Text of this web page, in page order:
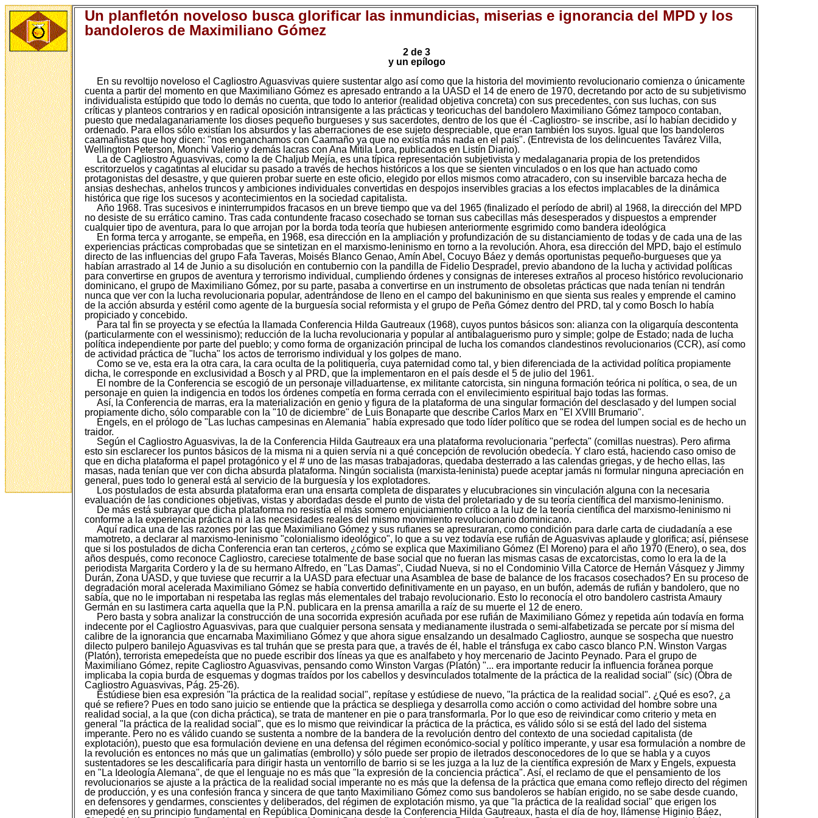
Un planfletón noveloso busca glorificar las inmundicias, miserias e ignorancia del MPD y los
bandoleros de Maximiliano Gómez
2 de 3
y un epílogo
En su revoltijo noveloso el Cagliostro Aguasvivas quiere sustentar algo así como que la historia del movimiento revolucionario comienza o únicamente
cuenta a partir del momento en que Maximiliano Gómez es apresado entrando a la UASD el 14 de enero de 1970, decretando por acto de su subjetivismo
individualista estúpido que todo lo demás no cuenta, que todo lo anterior (realidad objetiva concreta) con sus precedentes, con sus luchas, con sus
críticas y planteos contrarios y en radical oposición intransigente a las prácticas y teoricuchas del bandolero Maximiliano Gómez tampoco contaban,
puesto que medalaganariamente los dioses pequeño burgueses y sus sacerdotes, dentro de los que él -Cagliostro- se inscribe, así lo habían decidido y
ordenado. Para ellos sólo existían los absurdos y las aberraciones de ese sujeto despreciable, que eran también los suyos. Igual que los bandoleros
caamañistas que hoy dicen: "nos enganchamos con Caamaño ya que no existía más nada en el país". (Entrevista de los delincuentes Tavárez Villa,
Wellington Peterson, Monchi Valerio y demás lacras con Ana Mitila Lora, publicados en Listín Diario).
La de Cagliostro Aguasvivas, como la de Chaljub Mejía, es una típica representación subjetivista y medalaganaria propia de los pretendidos
escritorzuelos y cagatintas al elucidar su pasado a través de hechos históricos a los que se sienten vinculados o en los que han actuado como
protagonistas del desastre, y que quieren probar suerte en este oficio, elegido por ellos mismos como atracadero, con su inservible barcaza hecha de
ansias deshechas, anhelos truncos y ambiciones individuales convertidas en despojos inservibles gracias a los efectos implacables de la dinámica
histórica que rige los sucesos y acontecimientos en la sociedad capitalista.
Año 1968. Tras sucesivos e ininterrumpidos fracasos en un breve tiempo que va del 1965 (finalizado el período de abril) al 1968, la dirección del MPD
no desiste de su errático camino. Tras cada contundente fracaso cosechado se tornan sus cabecillas más desesperados y dispuestos a emprender
cualquier tipo de aventura, para lo que arrojan por la borda toda teoría que hubiesen anteriormente esgrimido como bandera ideológica
En forma terca y arrogante, se empeña, en 1968, esa dirección en la ampliación y profundización de su distanciamiento de todas y de cada una de las
experiencias prácticas comprobadas que se sintetizan en el marxismo-leninismo en torno a la revolución. Ahora, esa dirección del MPD, bajo el estímulo
directo de las influencias del grupo Fafa Taveras, Moisés Blanco Genao, Amín Abel, Cocuyo Báez y demás oportunistas pequeño-burgueses que ya
habían arrastrado al 14 de Junio a su disolución en contubernio con la pandilla de Fidelio Despradel, previo abandono de la lucha y actividad políticas
para convertirse en grupos de aventura y terrorismo individual, cumpliendo órdenes y consignas de intereses extraños al proceso histórico revolucionario
dominicano, el grupo de Maximiliano Gómez, por su parte, pasaba a convertirse en un instrumento de obsoletas prácticas que nada tenían ni tendrán
nunca que ver con la lucha revolucionaria popular, adentrándose de lleno en el campo del bakuninismo en que sienta sus reales y emprende el camino
de la acción absurda y estéril como agente de la burguesía social reformista y el grupo de Peña Gómez dentro del PRD, tal y como Bosch lo había
propiciado y concebido.
Para tal fin se proyecta y se efectúa la llamada Conferencia Hilda Gautreaux (1968), cuyos puntos básicos son: alianza con la oligarquía descontenta
(particularmente con el wessinismo); reducción de la lucha revolucionaria y popular al antibalaguerismo puro y simple; golpe de Estado; nada de lucha
política independiente por parte del pueblo; y como forma de organización principal de lucha los comandos clandestinos revolucionarios (CCR), así como
de actividad práctica de "lucha" los actos de terrorismo individual y los golpes de mano.
Como se ve, esta era la otra cara, la cara oculta de la politiquería, cuya paternidad como tal, y bien diferenciada de la actividad política propiamente
dicha, le corresponde en exclusividad a Bosch y al PRD, que la implementaron en el país desde el 5 de julio del 1961.
El nombre de la Conferencia se escogió de un personaje villaduartense, ex militante catorcista, sin ninguna formación teórica ni política, o sea, de un
personaje en quien la indigencia en todos los órdenes competía en forma cerrada con el envilecimiento espiritual bajo todas las formas.
Así, la Conferencia de marras, era la materialización en genio y figura de la plataforma de una singular formación del desclasado y del lumpen social
propiamente dicho, sólo comparable con la "10 de diciembre" de Luis Bonaparte que describe Carlos Marx en "El XVIII Brumario".
Engels, en el prólogo de "Las luchas campesinas en Alemania" había expresado que todo líder político que se rodea del lumpen social es de hecho un
traidor.
Según el Cagliostro Aguasvivas, la de la Conferencia Hilda Gautreaux era una plataforma revolucionaria "perfecta" (comillas nuestras). Pero afirma
esto sin esclarecer los puntos básicos de la misma ni a quien servía ni a qué concepción de revolución obedecía. Y claro está, haciendo caso omiso de
que en dicha plataforma el papel protagónico y el # uno de las masas trabajadoras, quedaba desterrado a las calendas griegas, y de hecho ellas, las
masas, nada tenían que ver con dicha absurda plataforma. Ningún socialista (marxista-leninista) puede aceptar jamás ni formular ninguna apreciación en
general, pues todo lo general está al servicio de la burguesía y los explotadores.
Los postulados de esta absurda plataforma eran una ensarta completa de disparates y elucubraciones sin vinculación alguna con la necesaria
evaluación de las condiciones objetivas, vistas y abordadas desde el punto de vista del proletariado y de su teoría científica del marxismo-leninismo.
De más está subrayar que dicha plataforma no resistía el más somero enjuiciamiento crítico a la luz de la teoría científica del marxismo-leninismo ni
conforme a la experiencia práctica ni a las necesidades reales del mismo movimiento revolucionario dominicano.
Aquí radica una de las razones por las que Maximiliano Gómez y sus rufianes se apresuraran, como condición para darle carta de ciudadanía a ese
mamotreto, a declarar al marxismo-leninismo "colonialismo ideológico", lo que a su vez todavía ese rufián de Aguasvivas aplaude y glorifica; así, piénsese
que si los postulados de dicha Conferencia eran tan certeros, ¿cómo se explica que Maximiliano Gómez (El Moreno) para el año 1970 (Enero), o sea, dos
años después, como reconoce Cagliostro, careciese totalmente de base social que no fueran las mismas casas de excatorcistas, como lo era la de la
periodista Margarita Cordero y la de su hermano Alfredo, en "Las Damas", Ciudad Nueva, si no el Condominio Villa Catorce de Hernán Vásquez y Jimmy
Durán, Zona UASD, y que tuviese que recurrir a la UASD para efectuar una Asamblea de base de balance de los fracasos cosechados? En su proceso de
degradación moral acelerada Maximiliano Gómez se había convertido definitivamente en un payaso, en un bufón, además de rufián y bandolero, que no
sabía, que no le importaban ni respetaba las reglas más elementales del trabajo revolucionario. Esto lo reconocía el otro bandolero castrista Amaury
Germán en su lastimera carta aquella que la P.N. publicara en la prensa amarilla a raíz de su muerte el 12 de enero.
Pero basta y sobra analizar la construcción de una socorrida expresión acuñada por ese rufián de Maximiliano Gómez y repetida aún todavía en forma
indecente por el Cagliostro Aguasvivas, para que cualquier persona sensata y medianamente ilustrada o semi-alfabetizada se percate por sí misma del
calibre de la ignorancia que encarnaba Maximiliano Gómez y que ahora sigue ensalzando un desalmado Cagliostro, aunque se sospecha que nuestro
dilecto pulpero banilejo Aguasvivas es tal truhán que se presta para que, a través de él, hable el tránsfuga ex cabo casco blanco P.N. Winston Vargas
(Platón), terrorista emepedeísta que no puede escribir dos líneas ya que es analfabeto y hoy mercenario de Jacinto Peynado. Para el grupo de
Maximiliano Gómez, repite Cagliostro Aguasvivas, pensando como Winston Vargas (Platón) "... era importante reducir la influencia foránea porque
implicaba la copia burda de esquemas y dogmas traídos por los cabellos y desvinculados totalmente de la práctica de la realidad social" (sic) (Obra de
Cagliostro Aguasvivas, Pág. 25-26).
Estúdiese bien esa expresión "la práctica de la realidad social", repítase y estúdiese de nuevo, "la práctica de la realidad social". ¿Qué es eso?, ¿a
qué se refiere? Pues en todo sano juicio se entiende que la práctica se despliega y desarrolla como acción o como actividad del hombre sobre una
realidad social, a la que (con dicha práctica), se trata de mantener en pie o para transformarla. Por lo que eso de reivindicar como criterio y meta en
general "la práctica de la realidad social", que es lo mismo que reivindicar la práctica de la práctica, es válido sólo si se está del lado del sistema
imperante. Pero no es válido cuando se sustenta a nombre de la bandera de la revolución dentro del contexto de una sociedad capitalista (de
explotación), puesto que esa formulación deviene en una defensa del régimen económico-social y político imperante, y usar esa formulación a nombre de
la revolución es entonces no más que un galimatías (embrollo) y sólo puede ser propio de iletrados desconocedores de lo que se habla y a cuyos
sustentadores se les descalificaría para dirigir hasta un ventorrillo de barrio si se les juzga a la luz de la científica expresión de Marx y Engels, expuesta
en "La Ideología Alemana", de que el lenguaje no es más que "la expresión de la conciencia práctica". Así, el reclamo de que el pensamiento de los
revolucionarios se ajuste a la práctica de la realidad social imperante no es más que la defensa de la práctica que emana como reflejo directo del régimen
de producción, y es una confesión franca y sincera de que tanto Maximiliano Gómez como sus bandoleros se habían erigido, no se sabe desde cuando,
en defensores y gendarmes, conscientes y deliberados, del régimen de explotación mismo, ya que "la práctica de la realidad social" que erigen los
emepedé en su principio fundamental en República Dominicana desde la Conferencia Hilda Gautreaux, hasta el día de hoy, llámense Higinio Báez,